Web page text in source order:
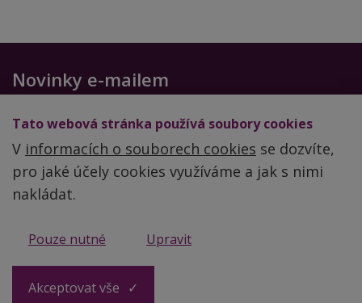
Novinky e-mailem
Chcete-li dostávat další zdravé recepty a cenné rady,
Obchodní podmínky
Zpracování a ochrana osobních údajů
© 2026 Ing. Lenka Vymlátilová
Tato webová stránka používá soubory cookies
V informacích o souborech cookies se dozvíte,
pro jaké účely cookies využíváme a jak s nimi
nakládat.
Pouze nutné Upravit
Akceptovat vše